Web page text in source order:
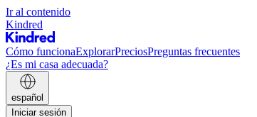
Ir al contenido
Kindred
Cómo funcionaExplorarPreciosPreguntas frecuentes
¿Es mi casa adecuada?
español
Iniciar sesión